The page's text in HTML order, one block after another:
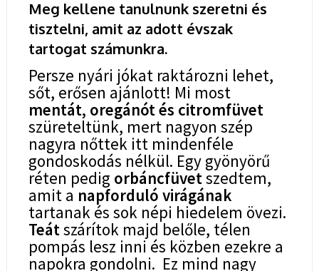
Meg kellene tanulnunk szeretni és
tisztelni, amit az adott évszak
tartogat számunkra.
Persze nyári jókat raktározni lehet,
sőt, erősen ajánlott! Mi most
mentát, oregánót és citromfüvet
szüreteltünk, mert nagyon szép
nagyra nőttek itt mindenféle
gondoskodás nélkül. Egy gyönyörű
réten pedig orbáncfüvetszedtem,
amit a napforduló virágának
tartanak és sok népi hiedelem övezi.
Teátszárítok majd belőle, télen
pompás lesz inni és közben ezekre a
napokra gondolni. Ez mind nagy